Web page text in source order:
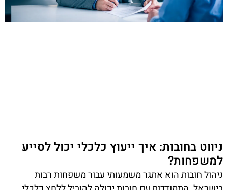
ניווט בחובות: איך ייעוץ כלכלי יכול לסייע
למשפחות?
ניהול חובות הוא אתגר משמעותי עבור משפחות רבות